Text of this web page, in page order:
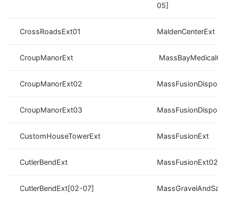
05]
CrossRoadsExt01 MaldenCenterExt
CroupManorExt
CroupManorExt02
CroupManorExt03
CustomHouseTowerExt MassFusionExt
CutlerBendExt MassFusionExt02
CutlerBendExt[02-07]